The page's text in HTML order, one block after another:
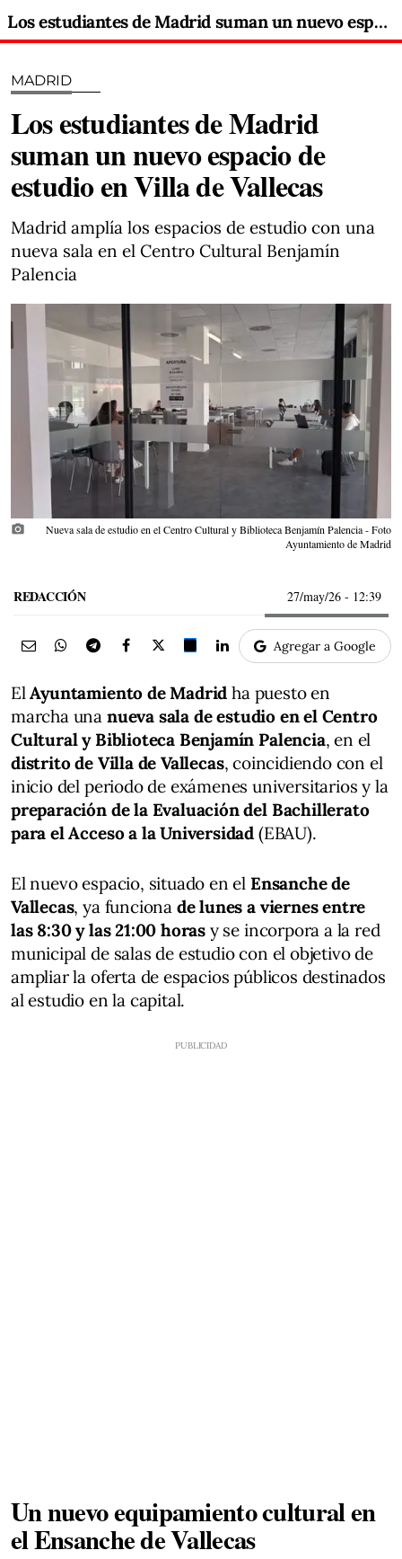
Los estudiantes de Madrid suman un nuevo espacio de estudio en Villa de Vallecas
MADRID
Los estudiantes de Madrid
suman un nuevo espacio de
estudio en Villa de Vallecas
Madrid amplía los espacios de estudio con una
nueva sala en el Centro Cultural Benjamín
Palencia
photo_camera
Nueva sala de estudio en el Centro Cultural y Biblioteca Benjamín Palencia - Foto
Ayuntamiento de Madrid
REDACCIÓN 27/may/26 - 12:39
Agregar a Google
ElAyuntamiento de Madrid ha puesto en
marcha una nueva sala de estudio en el Centro
Cultural y Biblioteca Benjamín Palencia, en el
distrito de Villa de Vallecas, coincidiendo con el
inicio del periodo de exámenes universitarios y la
preparación de la Evaluación del Bachillerato
para el Acceso a la Universidad (EBAU).
El nuevo espacio, situado en el Ensanche de
Vallecas, ya funciona de lunes a viernes entre
las 8:30 y las 21:00 horas y se incorpora a la red
municipal de salas de estudio con el objetivo de
ampliar la oferta de espacios públicos destinados
al estudio en la capital.
Un nuevo equipamiento cultural en
el Ensanche de Vallecas